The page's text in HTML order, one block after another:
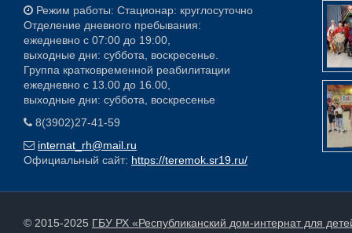
Режим работы: Стационар: круглосуточно
Отделение дневного пребывания:
ежедневно с 07:00 до 19:00,
выходные дни: суббота, воскресенье.
Группа кратковременной реабилитации
ежедневно с 13.00 до 16.00,
выходные дни: суббота, воскресенье
8(3902)27-41-59
internat_rh@mail.ru
Официальный сайт: https://teremok.sr19.ru/
© 2015-2025 ГБУ РХ «Республиканский дом-интернат для